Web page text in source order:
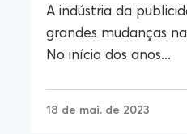
A indústria da
grandes mudanças
No início dos anos...
18 de mai. de 2023